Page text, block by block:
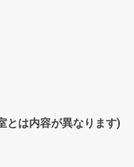
とは内容が異なります)